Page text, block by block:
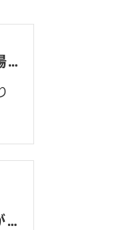
内装解体（スケルトン解体）の費用相場はいくら？【店舗・オフィス退去・原状回復の完全ガイド】
原状回復工事とスケルトン工事って何が違うの？プロが簡単解説！